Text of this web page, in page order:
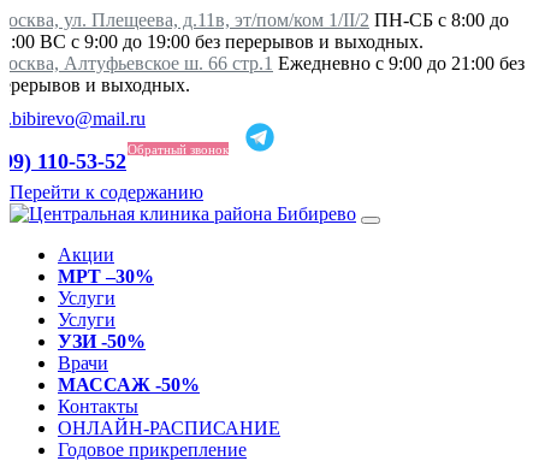
ул. Плещеева, д.11в, эт/пом/ком 1/II/2 ПН-СБ с 8:00 до
ВС с 9:00 до 19:00 без перерывов и выходных.
Алтуфьевское ш. 66 стр.1 Ежедневно с 9:00 до 21:00 без
и выходных.
110-53-52
Обратный звонок
Перейти к содержанию
Акции
МРТ –30%
Услуги
Услуги
УЗИ -50%
Врачи
МАССАЖ -50%
Контакты
ОНЛАЙН-РАСПИСАНИЕ
Годовое прикрепление